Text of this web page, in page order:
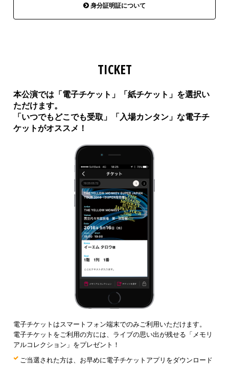
身分証明証について
TICKET
本公演では「電子チケット」「紙チケット」を選択い
ただけます。
「いつでもどこでも受取」「入場カンタン」な電子チ
ケットがオススメ！
電子チケットはスマートフォン端末でのみご利用いただけます。
電子チケットをご利用の方には、ライブの思い出が残せる「メモリ
アルコレクション」をプレゼント！
ご当選された方は、お早めに電子チケットアプリをダウンロード